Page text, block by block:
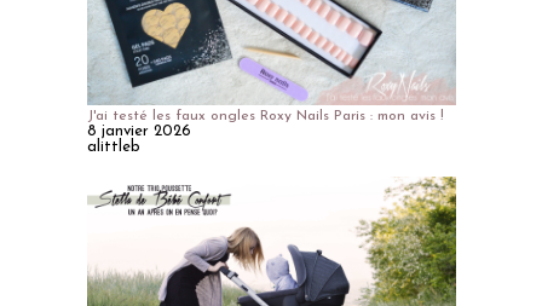
J'ai testé les faux ongles Roxy Nails Paris : mon avis !
8 janvier 2026
alittleb